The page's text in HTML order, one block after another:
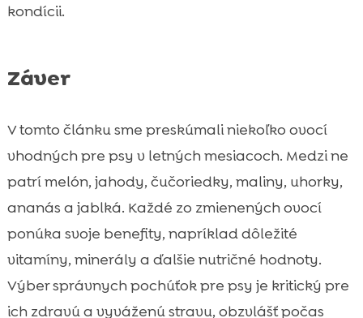
kondícii.
Záver
V tomto článku sme preskúmali niekoľko ovocí
vhodných pre psy v letných mesiacoch. Medzi ne
patrí melón, jahody, čučoriedky, maliny, uhorky,
ananás a jablká. Každé zo zmienených ovocí
ponúka svoje benefity, napríklad dôležité
vitamíny, minerály a ďalšie nutričné hodnoty.
Výber správnych pochúťok pre psy je kritický pre
ich zdravú a vyváženú stravu, obzvlášť počas